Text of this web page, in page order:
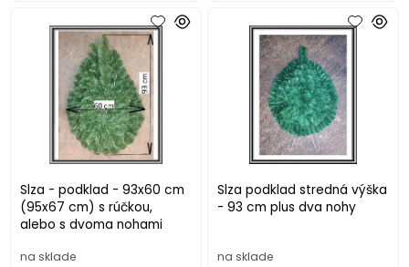
Slza - podklad - 93x60 cm
(95x67 cm) s rúčkou,
alebo s dvoma nohami
na sklade
Slza podklad stredná výška
- 93 cm plus dva nohy
na sklade